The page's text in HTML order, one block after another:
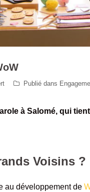
Publié dans
ole à Salomé, qui
Voisins ?
au développement de